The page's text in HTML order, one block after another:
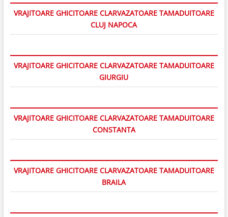
VRAJITOARE GHICITOARE CLARVAZATOARE TAMADUITOARE
CLUJ NAPOCA
VRAJITOARE GHICITOARE CLARVAZATOARE TAMADUITOARE
GIURGIU
VRAJITOARE GHICITOARE CLARVAZATOARE TAMADUITOARE
CONSTANTA
VRAJITOARE GHICITOARE CLARVAZATOARE TAMADUITOARE
BRAILA